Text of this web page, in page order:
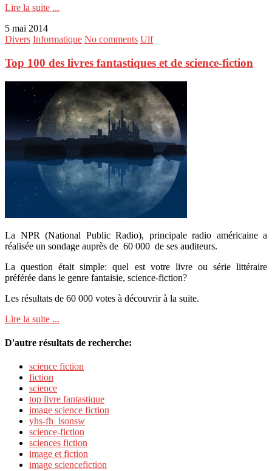
Lire la suite ...
5 mai 2014
Divers Informatique No comments Ulf
Top 100 des livres fantastiques et de science-fiction
La NPR (National Public Radio), principale radio américaine a
réalisée un sondage auprès de 60 000 de ses auditeurs.
La question était simple: quel est votre livre ou série littéraire
préférée dans le genre fantaisie, science-fiction?
Les résultats de 60 000 votes à découvrir à la suite.
Lire la suite ...
D'autre résultats de recherche:
science fiction
fiction
science
top livre fantastique
image science fiction
yhs-fh_lsonsw
science-fiction
sciences fiction
image et fiction
image sciencefiction